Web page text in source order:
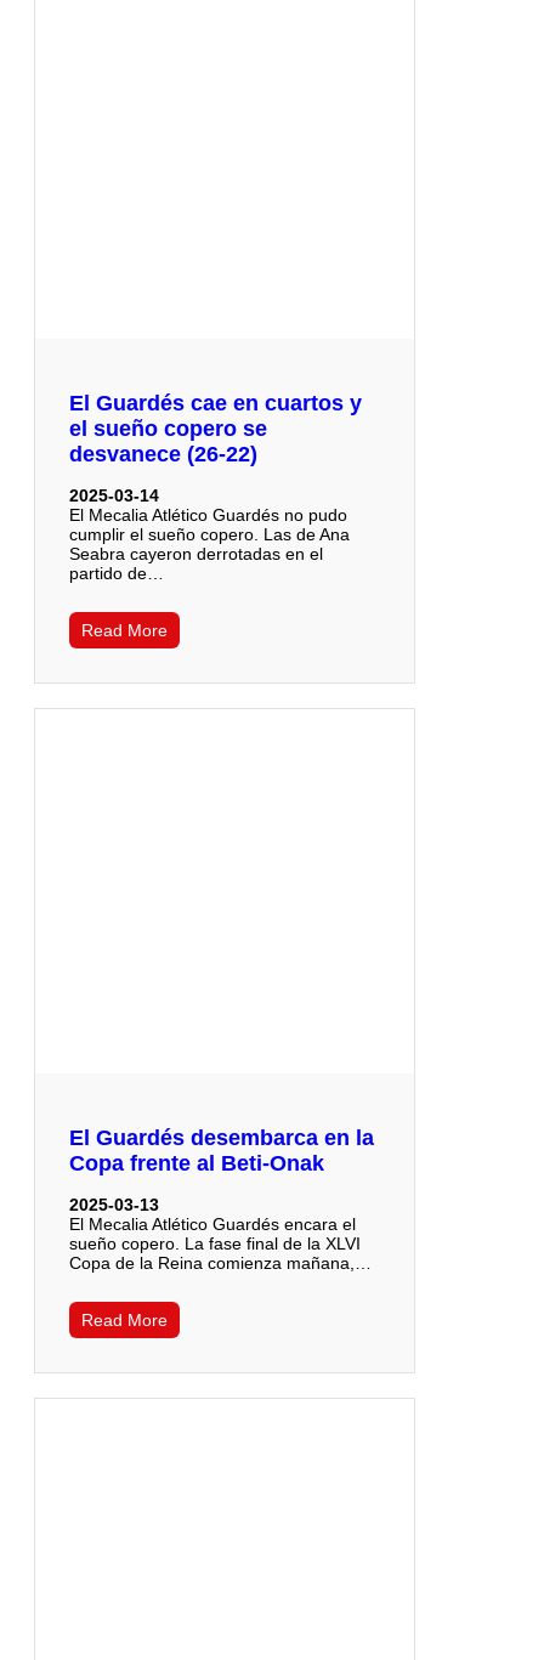
El Guardés cae en cuartos y
el sueño copero se
desvanece (26-22)
2025-03-14
El Mecalia Atlético Guardés no pudo
cumplir el sueño copero. Las de Ana
Seabra cayeron derrotadas en el
partido de…
Read More
El Guardés desembarca en la
Copa frente al Beti-Onak
2025-03-13
El Mecalia Atlético Guardés encara el
sueño copero. La fase final de la XLVI
Copa de la Reina comienza mañana,…
Read More